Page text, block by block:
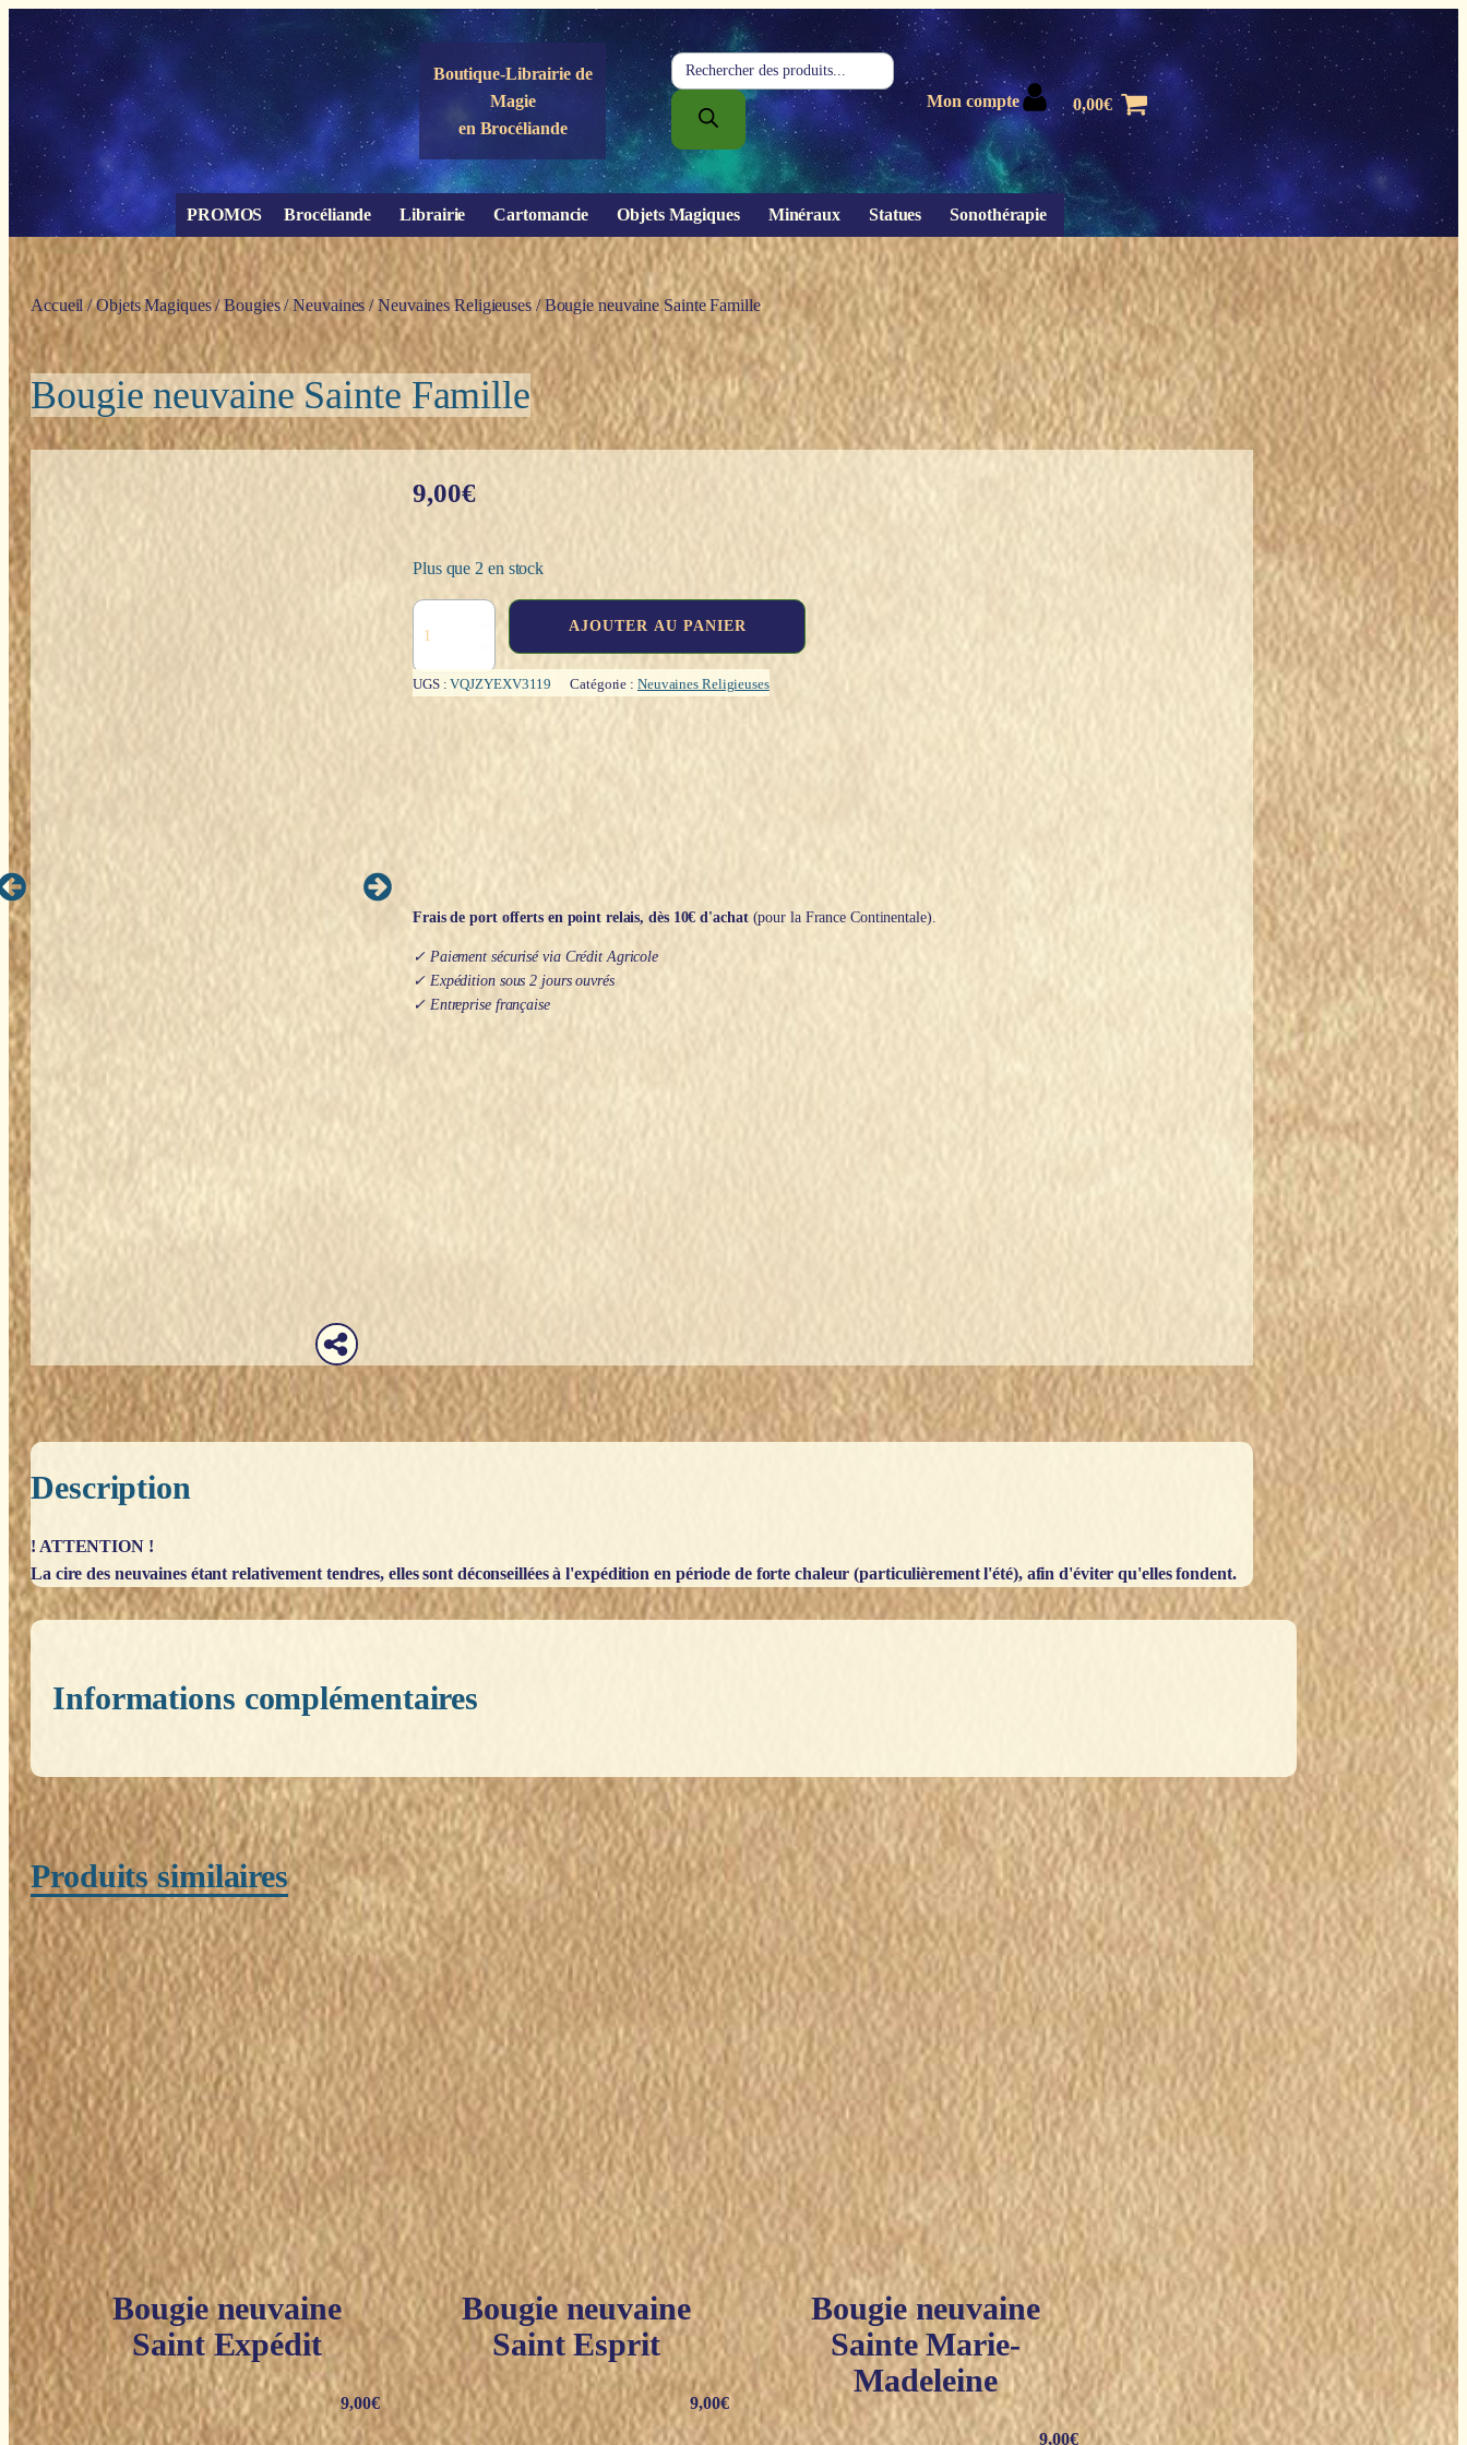
Panneau de gestion des cookies
Boutique-Librairie de
Magie
en Brocéliande
Recherche
de
produits
Mon compte 0,00€
PROMOS Brocéliande Librairie Cartomancie Objets Magiques Minéraux Statues Sonothérapie
Accueil /Objets Magiques/Bougies/Neuvaines /Neuvaines Religieuses/ Bougie neuvaine Sainte Famille
Bougie neuvaine Sainte Famille
9,00€
Plus que 2 en stock
neuvaine
Sainte
AJOUTER AU PANIER
UGS :VQJZYEXV3119 Catégorie : Neuvaines Religieuses
Frais de port offerts en point relais, dès 10€ d'achat(pour la France Continentale).
✓ Paiement sécurisé via Crédit Agricole
✓ Expédition sous 2 jours ouvrés
✓ Entreprise française
Description
! ATTENTION !
La cire des neuvaines étant relativement tendres, elles sont déconseillées à l'expédition en période de forte chaleur (particulièrement l'été), afin d'éviter qu'elles fondent.
Informations complémentaires
Produits similaires
Bougie neuvaine
Saint Expédit
9,00€
Bougie neuvaine
Saint Esprit
9,00€
Bougie neuvaine
Sainte Marie-
Madeleine
9,00€